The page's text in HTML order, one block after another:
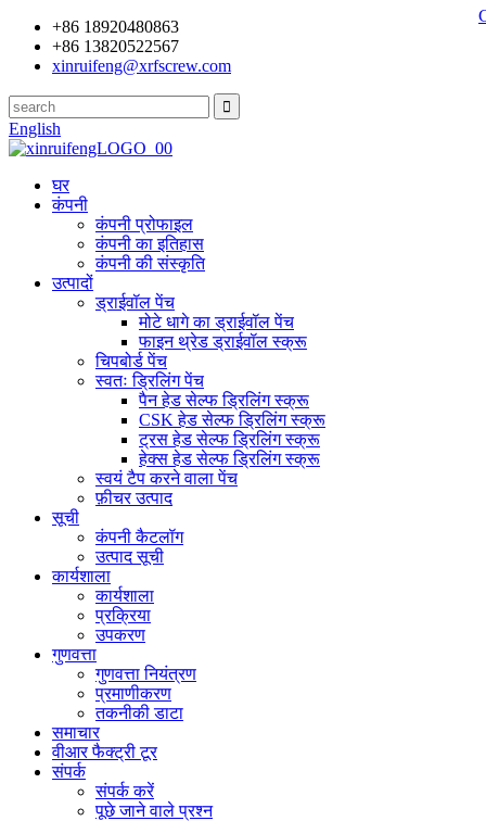
+86 18920480863
+86 13820522567
xinruifeng@xrfscrew.com
English
घर
कंपनी
कंपनी प्रोफाइल
कंपनी का इतिहास
कंपनी की संस्कृति
उत्पादों
ड्राईवॉल पेंच
मोटे धागे का ड्राईवॉल पेंच
फाइन थ्रेड ड्राईवॉल स्क्रू
चिपबोर्ड पेंच
स्वतः ड्रिलिंग पेंच
पैन हेड सेल्फ ड्रिलिंग स्क्रू
CSK हेड सेल्फ ड्रिलिंग स्क्रू
ट्रस हेड सेल्फ ड्रिलिंग स्क्रू
हेक्स हेड सेल्फ ड्रिलिंग स्क्रू
स्वयं टैप करने वाला पेंच
फ़ीचर उत्पाद
सूची
कंपनी कैटलॉग
उत्पाद सूची
कार्यशाला
कार्यशाला
प्रक्रिया
उपकरण
गुणवत्ता
गुणवत्ता नियंत्रण
प्रमाणीकरण
तकनीकी डाटा
समाचार
वीआर फैक्ट्री टूर
संपर्क
संपर्क करें
पूछे जाने वाले प्रश्न